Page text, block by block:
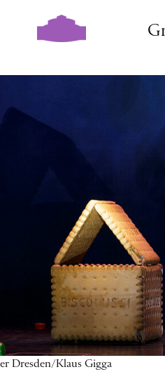
Dresden/Klaus Gigga